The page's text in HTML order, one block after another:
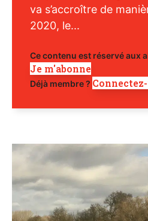
va s’accroître de
2020, le...
Ce contenu est réservé aux
Je m'abonne
Déjà membre ?